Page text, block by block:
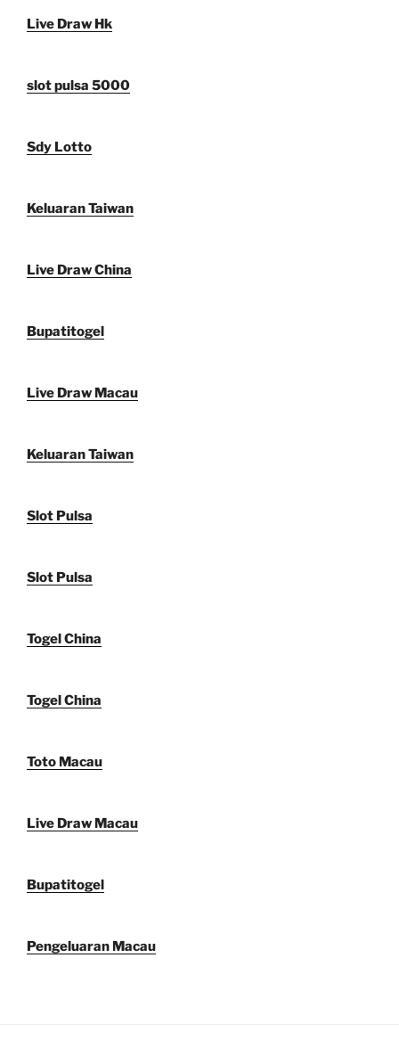
Live Draw Hk
slot pulsa 5000
Sdy Lotto
Keluaran Taiwan
Live Draw China
Bupatitogel
Live Draw Macau
Keluaran Taiwan
Slot Pulsa
Slot Pulsa
Togel China
Togel China
Toto Macau
Live Draw Macau
Bupatitogel
Pengeluaran Macau